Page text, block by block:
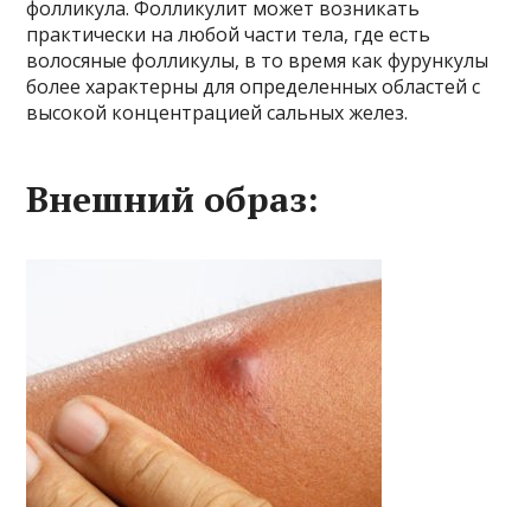
фолликула. Фолликулит может возникать
практически на любой части тела, где есть
волосяные фолликулы, в то время как фурункулы
более характерны для определенных областей с
высокой концентрацией сальных желез.
Внешний образ: